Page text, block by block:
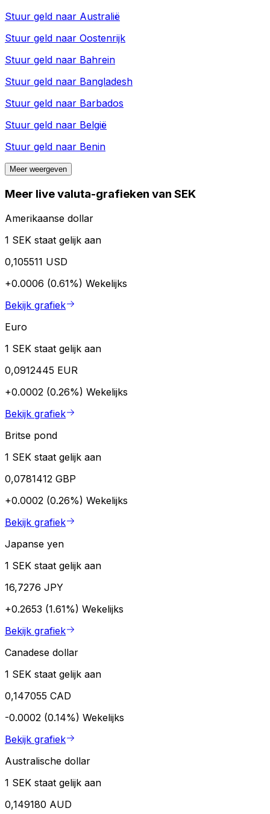
Stuur geld naar Australië
Stuur geld naar Oostenrijk
Stuur geld naar Bahrein
Stuur geld naar Bangladesh
Stuur geld naar Barbados
Stuur geld naar België
Stuur geld naar Benin
Meer weergeven
Meer live valuta-grafieken van SEK
Amerikaanse dollar
1 SEK staat gelijk aan
0,105511 USD
+0.0006 (0.61%) Wekelijks
Bekijk grafiek
Euro
1 SEK staat gelijk aan
0,0912445 EUR
+0.0002 (0.26%) Wekelijks
Bekijk grafiek
Britse pond
1 SEK staat gelijk aan
0,0781412 GBP
+0.0002 (0.26%) Wekelijks
Bekijk grafiek
Japanse yen
1 SEK staat gelijk aan
16,7276 JPY
+0.2653 (1.61%) Wekelijks
Bekijk grafiek
Canadese dollar
1 SEK staat gelijk aan
0,147055 CAD
-0.0002 (0.14%) Wekelijks
Bekijk grafiek
Australische dollar
1 SEK staat gelijk aan
0,149180 AUD